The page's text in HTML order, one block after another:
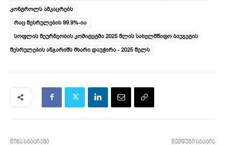
კონტროლს ამკაცრებს
რაც შესრულების 99.9%-ია
სოფლის მეურნეობის კომიტეტმა 2025 წლის სახელმწიფო ბიუჯეტის
შესრულების ანგარიშს მხარი დაუჭირა - 2025 წელს
წინა სტატიაში შემდეგი სტატია